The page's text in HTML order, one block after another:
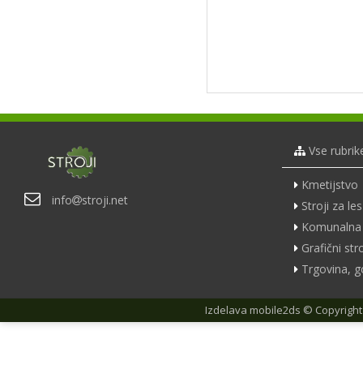
info stroji.net
Vse
Kmetijstvo
Stroji za les
Grafični
Trgovina,
Izdelava mobile2ds ©